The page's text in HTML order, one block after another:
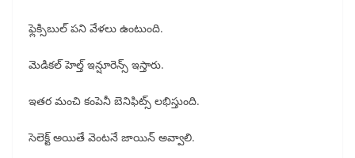
ఫ్లెక్సిబుల్ పని వేళలు ఉంటుంది.
మెడికల్ హెల్త్ ఇన్షూరెన్స్ ఇస్తారు.
ఇతర మంచి కంపెనీ బెనిఫిట్స్ లభిస్తుంది.
సెలెక్ట్ అయితే వెంటనే జాయిన్ అవ్వాలి.